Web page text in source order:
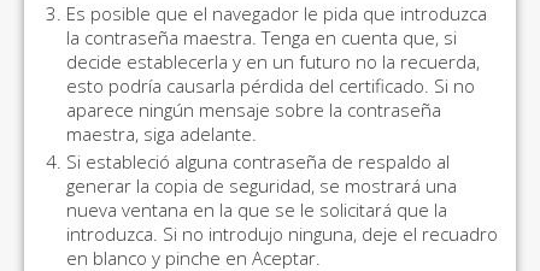
Es posible que el navegador le pida que introduzca
la contraseña maestra. Tenga en cuenta que, si
decide establecerla y en un futuro no la recuerda,
esto podría causarla pérdida del certificado. Si no
aparece ningún mensaje sobre la contraseña
maestra, siga adelante.
Si estableció alguna contraseña de respaldo al
generar la copia de seguridad, se mostrará una
nueva ventana en la que se le solicitará que la
introduzca. Si no introdujo ninguna, deje el recuadro
en blanco y pinche en Aceptar.